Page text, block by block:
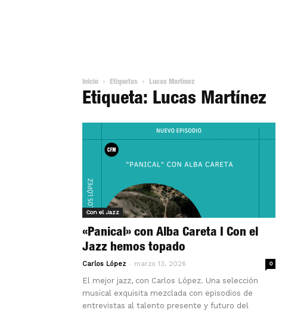
Inicio Etiquetas Lucas Martínez
Etiqueta: Lucas Martínez
Con el Jazz
«Panical» con Alba Careta I Con el
Jazz hemos topado
Carlos López - marzo 13, 2026 0
El mejor jazz, con Carlos López. Una selección
musical exquisita mezclada con episodios de
entrevistas al talento presente y futuro del